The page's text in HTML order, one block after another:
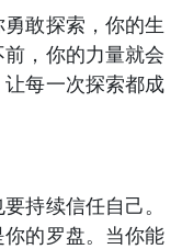
敢探索，你的生
，你的力量就会
每一次探索都成
持续信任自己。
的罗盘。当你能